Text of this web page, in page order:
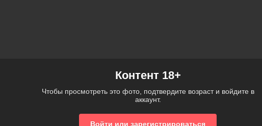
Контент 18+
Чтобы просмотреть это фото, подтвердите возраст и войдите в
аккаунт.
Войти или зарегистрироваться